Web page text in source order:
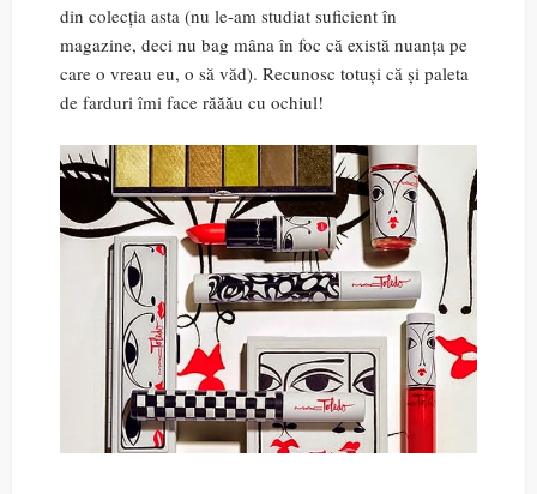
din colecția asta (nu le-am studiat suficient în
magazine, deci nu bag mâna în foc că există nuanța pe
care o vreau eu, o să văd). Recunosc totuși că și paleta
de farduri îmi face răăău cu ochiul!